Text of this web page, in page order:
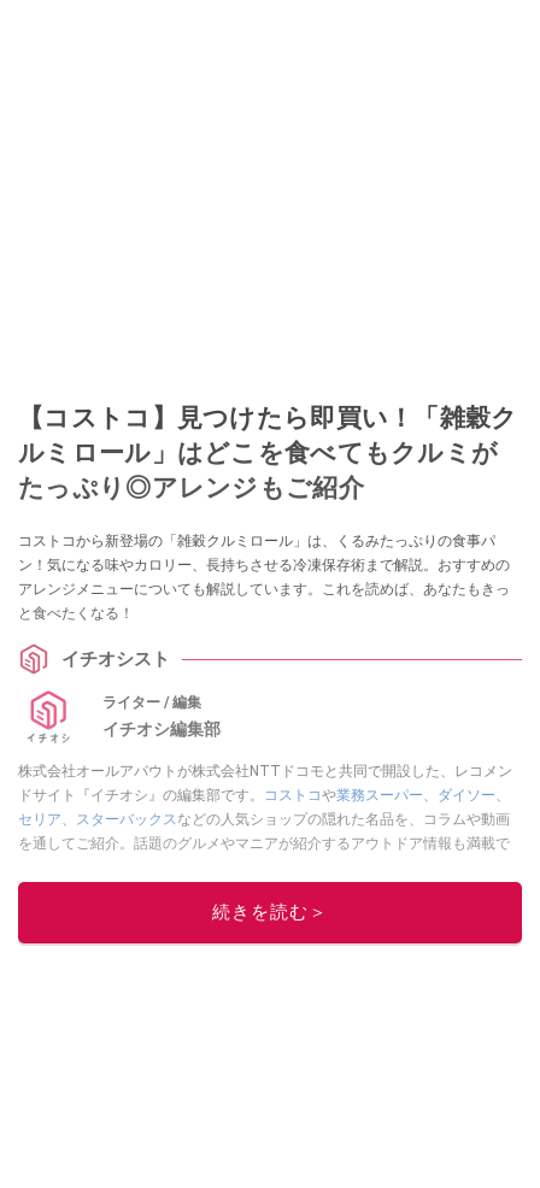
【コストコ】見つけたら即買い！「雑穀ク
ルミロール」はどこを食べてもクルミが
たっぷり◎アレンジもご紹介
コストコから新登場の「雑穀クルミロール」は、くるみたっぷりの食事パ
ン！気になる味やカロリー、長持ちさせる冷凍保存術まで解説。おすすめの
アレンジメニューについても解説しています。これを読めば、あなたもきっ
と食べたくなる！
イチオシスト
ライター / 編集
イチオシ編集部
株式会社オールアバウトが株式会社NTTドコモと共同で開設した、レコメン
ドサイト『イチオシ』の編集部です。
コストコや業務スーパー、 ダイソー、
セリア、 スターバックスなどの人気ショップの隠れた名品を、コラムや動画
を通してご紹介。話題のグルメやマニアが紹介するアウトドア情報も満載で
レビューしています。毎日トレンド情報をお届けしているので、ぜひ
してください！続きを読む＞